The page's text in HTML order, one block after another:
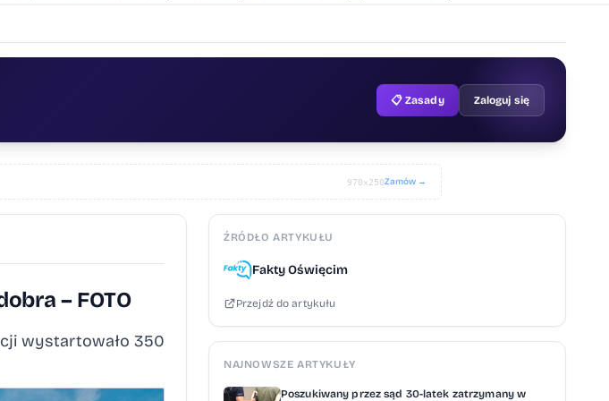
📋 Zasady Zaloguj się
970×250Zamów →
– FOTO
wystartowało 350
ŹRÓDŁO ARTYKUŁU
Fakty Oświęcim
Przejdź do artykułu
NAJNOWSZE ARTYKUŁY
Poszukiwany przez sąd 30-latek zatrzymany w